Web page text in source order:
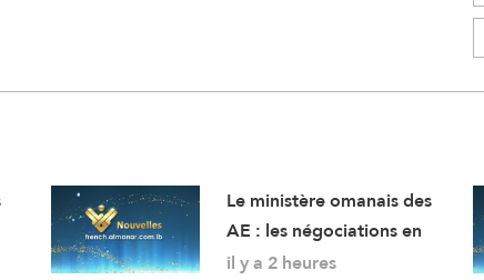
Le ministère omanais des
AE : les négociations en
cours concernant les
il y a 2 heures